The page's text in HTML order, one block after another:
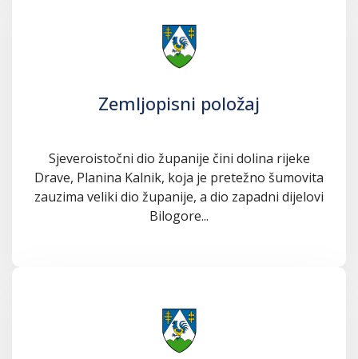
Zemljopisni položaj
Sjeveroistočni dio županije čini dolina rijeke
Drave, Planina Kalnik, koja je pretežno šumovita
zauzima veliki dio županije, a dio zapadni dijelovi
Bilogore...